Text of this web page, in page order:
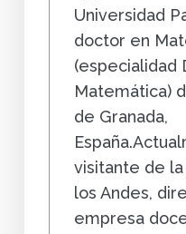
Universidad
doctor en
(especialidad
Matemática)
de Granada,
visitante de
los Andes,
empresa